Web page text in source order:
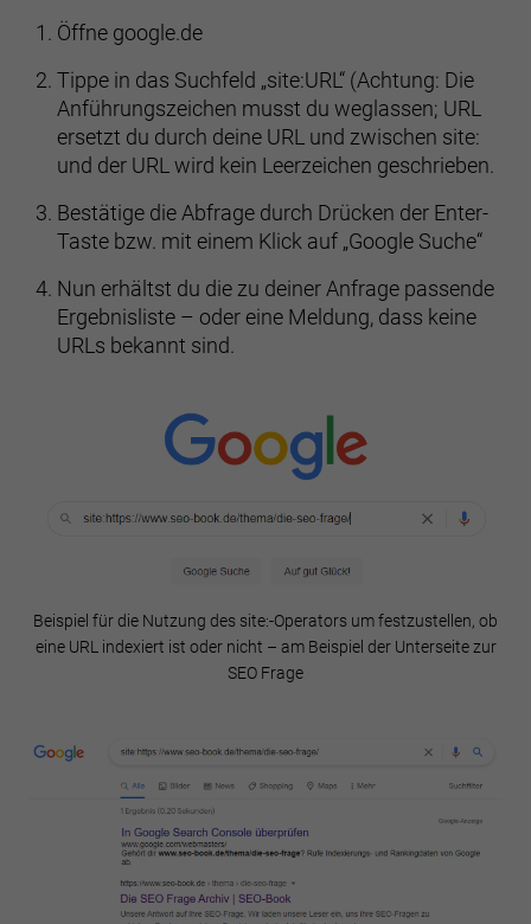
Öffne google.de
Tippe in das Suchfeld „site:URL“ (Achtung: Die
Anführungszeichen musst du weglassen; URL
ersetzt du durch deine URL und zwischen site:
und der URL wird kein Leerzeichen geschrieben.
Bestätige die Abfrage durch Drücken der Enter-
Taste bzw. mit einem Klick auf „Google Suche“
Nun erhältst du die zu deiner Anfrage passende
Ergebnisliste – oder eine Meldung, dass keine
URLs bekannt sind.
Beispiel für die Nutzung des site:-Operators um festzustellen, ob
eine URL indexiert ist oder nicht – am Beispiel der Unterseite zur
SEO Frage